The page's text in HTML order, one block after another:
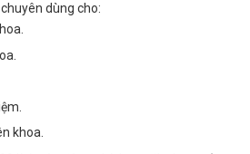
dùng cho:
khoa.